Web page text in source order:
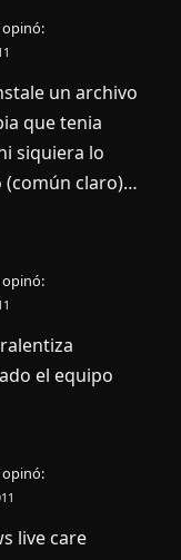
opinó:
un archivo
que tenia
siquiera lo
(común claro)…
opinó:
el equipo
opinó:
live care